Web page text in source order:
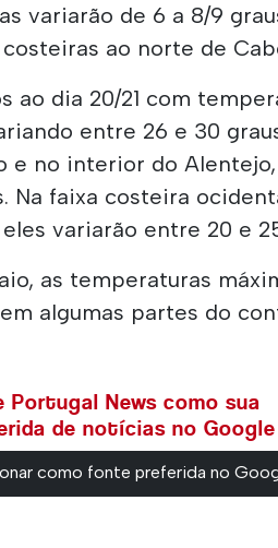
variarão de 6 a 8/9
ao norte de
ao dia 20/21 com
entre 26 e 30
e no interior do
Na faixa costeira
eles variarão entre 20 e
as temperaturas
algumas partes do
Portugal News como sua
de notícias no Google
como fonte preferida no